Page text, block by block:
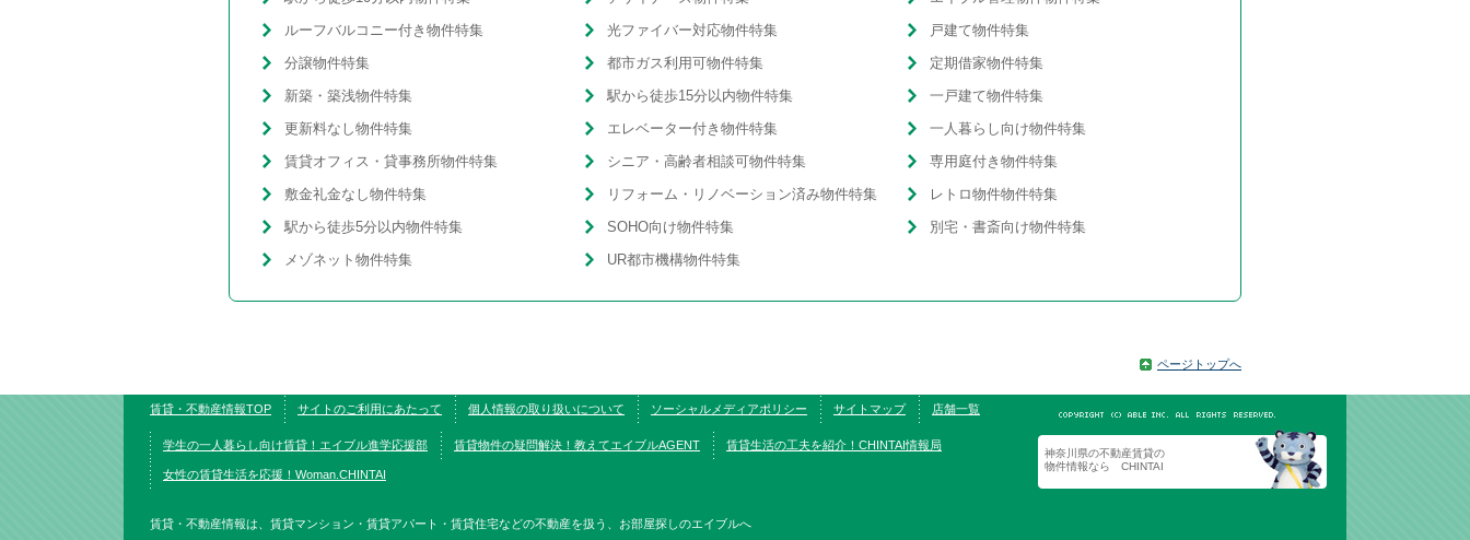
ルーフバルコニー付き物件特集
光ファイバー対応物件特集
戸建て物件特集
分譲物件特集
都市ガス利用可物件特集
定期借家物件特集
新築・築浅物件特集
駅から徒歩15分以内物件特集
一戸建て物件特集
更新料なし物件特集
エレベーター付き物件特集
一人暮らし向け物件特集
賃貸オフィス・貸事務所物件特集
シニア・高齢者相談可物件特集
専用庭付き物件特集
敷金礼金なし物件特集
リフォーム・リノベーション済み物件特集
レトロ物件物件特集
駅から徒歩5分以内物件特集
SOHO向け物件特集
別宅・書斎向け物件特集
メゾネット物件特集
UR都市機構物件特集
ページトップへ
賃貸・不動産情報TOP サイトのご利用にあたって 個人情報の取り扱いについて ソーシャルメディアポリシー サイトマップ 店舗一覧
学生の一人暮らし向け賃貸！エイブル進学応援部 賃貸物件の疑問解決！教えてエイブルAGENT 賃貸生活の工夫を紹介！CHINTAI情報局
女性の賃貸生活を応援！Woman.CHINTAI
賃貸・不動産情報は、賃貸マンション・賃貸アパート・賃貸住宅などの不動産を扱う、お部屋探しのエイブルへ
神奈川県の不動産賃貸の
物件情報なら CHINTAI